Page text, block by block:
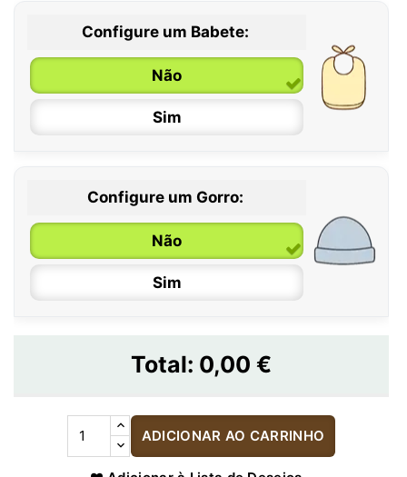
Configure um Babete:
Não
Sim
Configure um Gorro:
Não
Sim
Total: 0,00 €
ADICIONAR AO CARRINHO